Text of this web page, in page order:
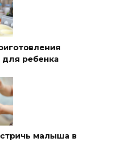
для ребенка
малыша в